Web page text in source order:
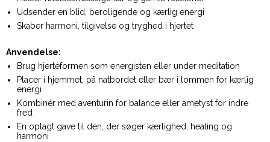
Udsender en blid, beroligende og kærlig energi
Skaber harmoni, tilgivelse og tryghed i hjertet
Anvendelse:
Brug hjerteformen som energisten eller under meditation
Placer i hjemmet, på natbordet eller bær i lommen for kærlig
energi
Kombinér med aventurin for balance eller ametyst for indre
fred
En oplagt gave til den, der søger kærlighed, healing og
harmoni